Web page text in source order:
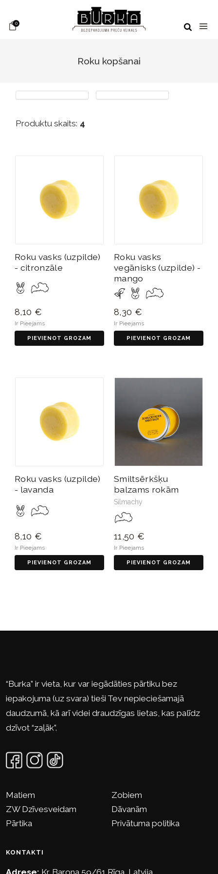
0
Roku kopšanai
Produktu skaits: 4
Roku vasks (uzpilde)
- citronzāle
8,10 €
Ir Pieejams
PIEVIENOT GROZAM
Roku vasks
vegānisks (uzpilde) -
mango
8,30 €
Ir Pieejams
PIEVIENOT GROZAM
Roku vasks (uzpilde)
- lavanda
8,10 €
Ir Pieejams
PIEVIENOT GROZAM
Smiltsērkšķu
balzams rokām
Silmachy
11,50 €
Ir Pieejams
PIEVIENOT GROZAM
“Burka” ir vieta, kur var iegādāties pārtiku bez
iepakojuma (uz svara) tieši Tev nepieciešamajā
daudzumā, kā arī videi draudzīgas lietas, kas palīdz
dzīvot “zaļāk”.
Matiem
Zobiem
ZW Dzīvesveidam
Dāvanām
Pārtika
Privātuma politika
KONTAKTI